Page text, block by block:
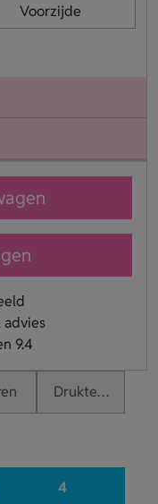
Voorzijde
advies
9.4
Druktechnieken
4